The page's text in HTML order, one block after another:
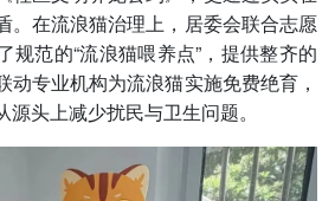
。在流浪猫治理上，居委会联合志愿
规范的“流浪猫喂养点”，提供整齐的
动专业机构为流浪猫实施免费绝育，
头上减少扰民与卫生问题。